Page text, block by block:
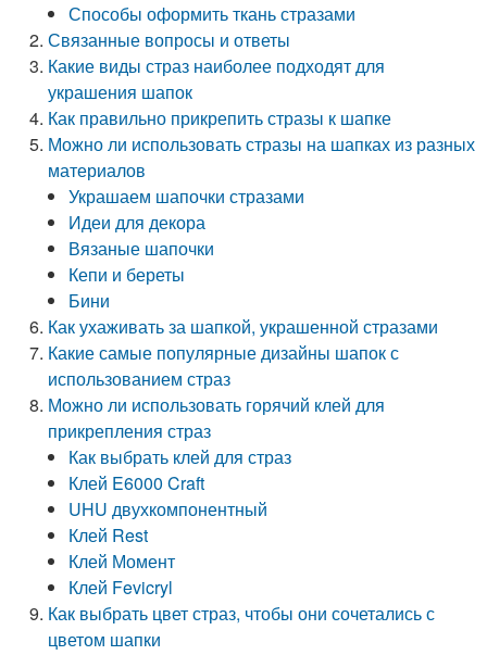
Способы оформить ткань стразами
Связанные вопросы и ответы
Какие виды страз наиболее подходят для
украшения шапок
Как правильно прикрепить стразы к шапке
Можно ли использовать стразы на шапках из разных
материалов
Украшаем шапочки стразами
Идеи для декора
Вязаные шапочки
Кепи и береты
Бини
Как ухаживать за шапкой, украшенной стразами
Какие самые популярные дизайны шапок с
использованием страз
Можно ли использовать горячий клей для
прикрепления страз
Как выбрать клей для страз
Клей E6000 Craft
UHU двухкомпонентный
Клей Rest
Клей Момент
Клей Fevicryl
Как выбрать цвет страз, чтобы они сочетались с
цветом шапки